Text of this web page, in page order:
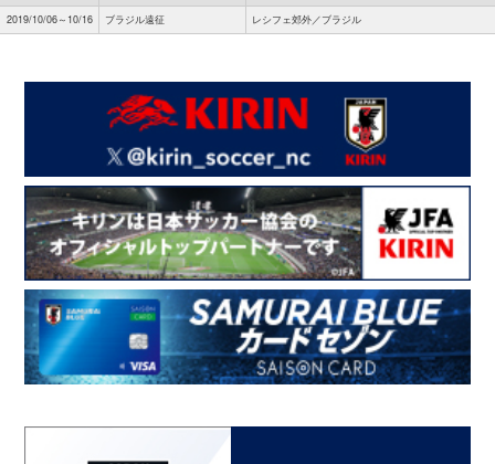
2019/10/06～10/16
ブラジル遠征 レシフェ郊外／ブラジル